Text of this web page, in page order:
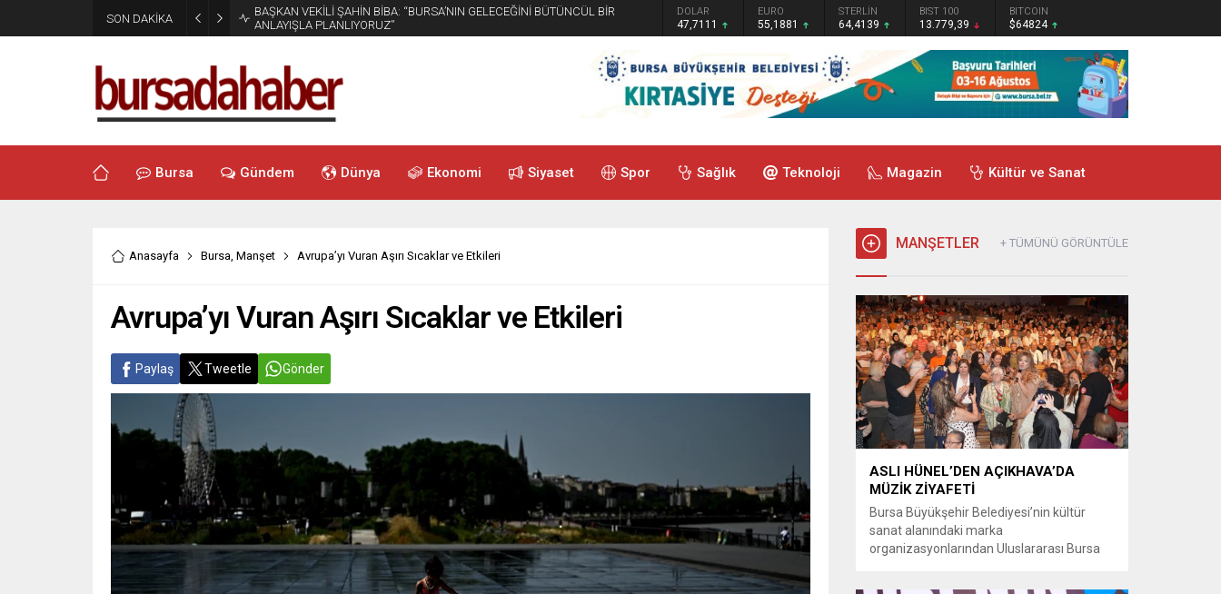
SON DAKİKA
BAŞKAN VEKİLİ ŞAHİN BİBA: “BURSA’NIN GELECEĞİNİ BÜTÜNCÜL BİR
ANLAYIŞLA PLANLIYORUZ”
GRAM ALTIN DOLAR
47,7111
EURO
55,1881
STERLİN
64,4139
BIST 100
13.779,39
BITCOIN
$64824
Bursa Gündem Dünya Ekonomi Siyaset Spor Sağlık Teknoloji Magazin Kültür ve Sanat
Anasayfa Bursa, Manşet Avrupa’yı Vuran Aşırı Sıcaklar ve Etkileri
Avrupa’yı Vuran Aşırı Sıcaklar ve Etkileri
Paylaş Tweetle Gönder
MANŞETLER + TÜMÜNÜ GÖRÜNTÜLE
ASLI HÜNEL’DEN AÇIKHAVA’DA
MÜZİK ZİYAFETİ
Bursa Büyükşehir Belediyesi’nin kültür
sanat alanındaki marka
organizasyonlarından Uluslararası Bursa